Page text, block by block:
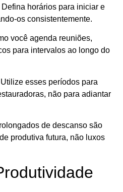
Defina horários para iniciar e
os consistentemente.
você agenda reuniões,
para intervalos ao longo do
Utilize esses períodos para
não para adiantar
de descanso são
produtiva futura, não luxos